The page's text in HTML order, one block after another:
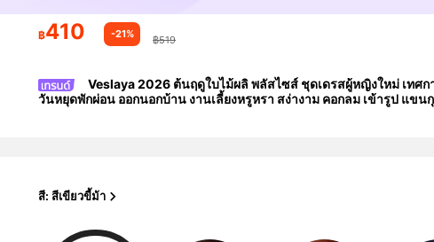
฿410 -21%
฿519
Veslaya 2026 ต้นฤดูใบไม้ผลิ พลัสไซส์ ชุดเดรสผู้หญิงใหม่ เทศ
วันหยุดพักผ่อน ออกนอกบ้าน งานเลี้ยงหรูหรา สง่างาม คอกลม เข้ารูป แขน
สี: สีเขียวขี้ม้า